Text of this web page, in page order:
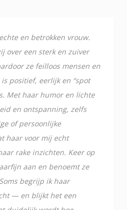
en betrokken vrouw.
over een sterk en zuiver
ze feilloos mensen en
positief, eerlijk en “spot
Met haar humor en lichte
en ontspanning, zelfs
of persoonlijke
haar voor mij echt
rake inzichten. Keer op
aan en benoemt ze
begrijp ik haar
— en blijkt het een